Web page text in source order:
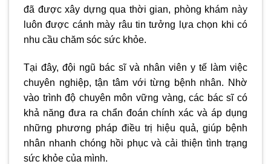
đã được xây dựng qua thời gian, phòng khám này
luôn được cánh mày râu tin tưởng lựa chọn khi có
nhu cầu chăm sóc sức khỏe.
Tại đây, đội ngũ bác sĩ và nhân viên y tế làm việc
chuyên nghiệp, tận tâm với từng bệnh nhân. Nhờ
vào trình độ chuyên môn vững vàng, các bác sĩ có
khả năng đưa ra chẩn đoán chính xác và áp dụng
những phương pháp điều trị hiệu quả, giúp bệnh
nhân nhanh chóng hồi phục và cải thiện tình trạng
sức khỏe của mình.